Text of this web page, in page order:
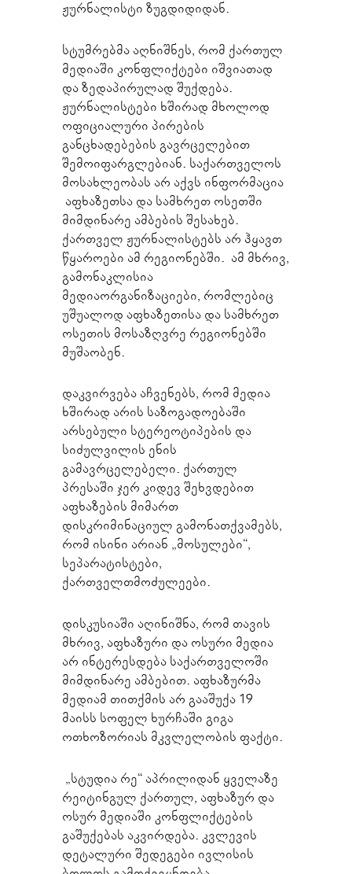
ჟურნალისტი ზუგდიდიდან.
სტუმრებმა აღნიშნეს, რომ ქართულ
მედიაში კონფლიქტები იშვიათად
და ზედაპირულად შუქდება.
ჟურნალისტები ხშირად მხოლოდ
ოფიციალური პირების
განცხადებების გავრცელებით
შემოიფარგლებიან. საქართველოს
მოსახლეობას არ აქვს ინფორმაცია
აფხაზეთსა და სამხრეთ ოსეთში
მიმდინარე ამბების შესახებ.
ქართველ ჟურნალისტებს არ ჰყავთ
წყაროები ამ რეგიონებში. ამ მხრივ,
გამონაკლისია
მედიაორგანიზაციები, რომლებიც
უშუალოდ აფხაზეთისა და სამხრეთ
ოსეთის მოსაზღვრე რეგიონებში
მუშაობენ.
დაკვირვება აჩვენებს, რომ მედია
ხშირად არის საზოგადოებაში
არსებული სტერეოტიპების და
სიძულვილის ენის
გამავრცელებელი. ქართულ
პრესაში ჯერ კიდევ შეხვდებით
აფხაზების მიმართ
დისკრიმინაციულ გამონათქვამებს,
რომ ისინი არიან „მოსულები“,
სეპარატისტები,
ქართველთმოძულეები.
დისკუსიაში აღინიშნა, რომ თავის
მხრივ, აფხაზური და ოსური მედია
არ ინტერესდება საქართველოში
მიმდინარე ამბებით. აფხაზურმა
მედიამ თითქმის არ გააშუქა 19
მაისს სოფელ ხურჩაში გიგა
ოთხოზორიას მკვლელობის ფაქტი.
„სტუდია რე“ აპრილიდან ყველაზე
რეიტინგულ ქართულ, აფხაზურ და
ოსურ მედიაში კონფლიქტების
გაშუქებას აკვირდება. კვლევის
დეტალური შედეგები ივლისის